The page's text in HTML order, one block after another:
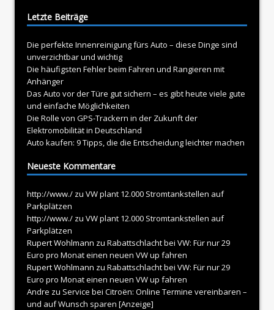
Letzte Beiträge
Die perfekte Innenreinigung fürs Auto – diese Dinge sind
unverzichtbar und wichtig
Die häufigsten Fehler beim Fahren und Rangieren mit
Anhänger
Das Auto vor der Türe gut sichern – es gibt heute viele gute
und einfache Möglichkeiten
Die Rolle von GPS-Trackern in der Zukunft der
Elektromobilität in Deutschland
Auto kaufen: 9 Tipps, die die Entscheidung leichter machen
Neueste Kommentare
http://www./ zu VW plant 12.000 Stromtankstellen auf
Parkplätzen
http://www./ zu VW plant 12.000 Stromtankstellen auf
Parkplätzen
Rupert Wohlmann zu Rabattschlacht bei VW: Für nur 29
Euro pro Monat einen neuen VW up fahren
Rupert Wohlmann zu Rabattschlacht bei VW: Für nur 29
Euro pro Monat einen neuen VW up fahren
Andre zu Service bei Citroën: Online Termine vereinbaren –
und auf Wunsch sparen [Anzeige]